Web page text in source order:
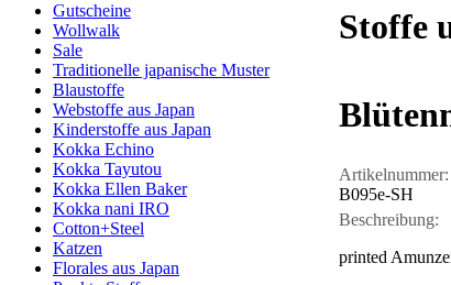
Gutscheine
Wollwalk
Sale
Traditionelle japanische Muster
Blaustoffe
Webstoffe aus Japan
Kinderstoffe aus Japan
Kokka Echino
Kokka Tayutou
Kokka Ellen Baker
Kokka nani IRO
Cotton+Steel
Katzen
Florales aus Japan
Stoffe
Artikelnummer:
B095e-SH
Beschreibung:
printed